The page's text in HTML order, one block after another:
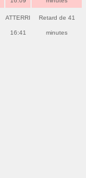
ATTERRI
16:41
Retard de 41
minutes